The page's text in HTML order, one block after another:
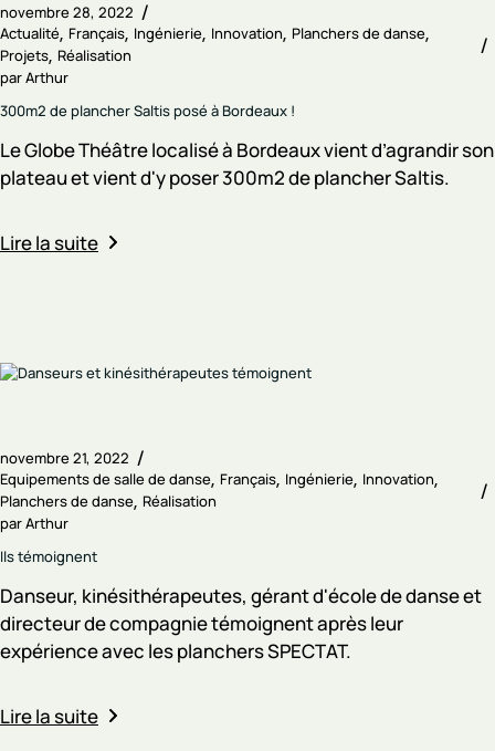
novembre 28, 2022
Actualité Français Ingénierie Innovation Planchers de danse
Projets Réalisation
parArthur
300m2 de plancher Saltis posé à Bordeaux !
Le Globe Théâtre localisé à Bordeaux vient d’agrandir son
plateau et vient d'y poser 300m2 de plancher Saltis.
Lire la suite
novembre 21, 2022
Equipements de salle de danse Français Ingénierie Innovation
Planchers de danse Réalisation
parArthur
Ils témoignent
Danseur, kinésithérapeutes, gérant d'école de danse et
directeur de compagnie témoignent après leur
expérience avec les planchers SPECTAT.
Lire la suite